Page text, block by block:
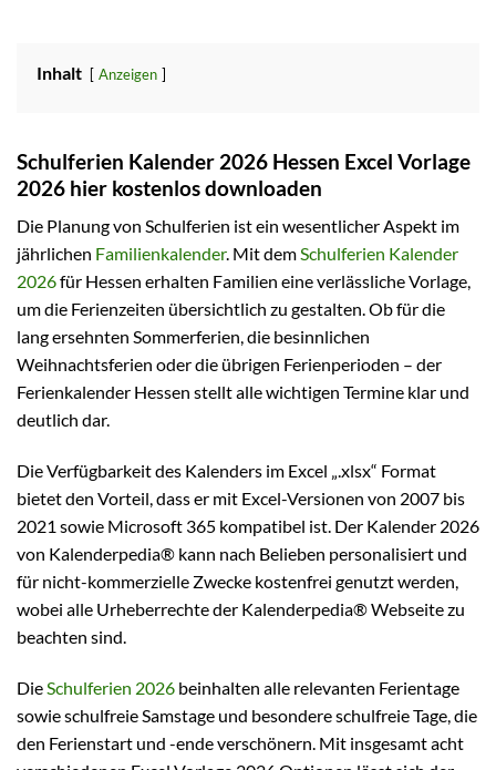
Inhalt Anzeigen
Schulferien Kalender 2026 Hessen Excel Vorlage
2026 hier kostenlos downloaden
Die Planung von Schulferien ist ein wesentlicher Aspekt im
jährlichen Familienkalender. Mit demSchulferien Kalender
2026für Hessen erhalten Familien eine verlässliche Vorlage,
um die Ferienzeiten übersichtlich zu gestalten. Ob für die
lang ersehnten Sommerferien, die besinnlichen
Weihnachtsferien oder die übrigen Ferienperioden – der
Ferienkalender Hessen stellt alle wichtigen Termine klar und
deutlich dar.
Die Verfügbarkeit des Kalenders im Excel „.xlsx“ Format
bietet den Vorteil, dass er mit Excel-Versionen von 2007 bis
2021 sowie Microsoft 365 kompatibel ist. Der Kalender 2026
von Kalenderpedia® kann nach Belieben personalisiert und
für nicht-kommerzielle Zwecke kostenfrei genutzt werden,
wobei alle Urheberrechte der Kalenderpedia® Webseite zu
beachten sind.
Die Schulferien 2026 beinhalten alle relevanten Ferientage
sowie schulfreie Samstage und besondere schulfreie Tage, die
den Ferienstart und -ende verschönern. Mit insgesamt acht